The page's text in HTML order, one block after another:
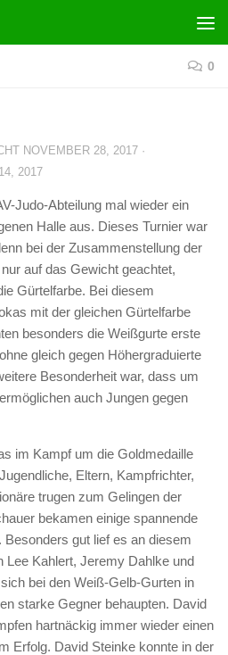
0
NOVEMBER 28, 2017 ·
2017
Judo-Abteilung mal wieder ein
Halle aus. Dieses Turnier war
bei der Zusammenstellung der
auf das Gewicht geachtet,
Gürtelfarbe. Bei diesem
mit der gleichen Gürtelfarbe
besonders die Weißgurte erste
gleich gegen Höhergraduierte
Besonderheit war, dass um
auch Jungen gegen
im Kampf um die Goldmedaille
Eltern, Kampfrichter,
trugen zum Gelingen der
bekamen einige spannende
gut lief es an diesem
Lee Kahlert, Jeremy Dahlke und
bei den Weiß-Gelb-Gurten in
starke Gegner behaupten. David
hartnäckig immer wieder einen
Erfolg. David Steinke konnte in der